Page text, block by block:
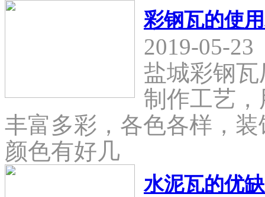
彩钢瓦的使
2019-05-23
盐城彩钢
制作工艺
丰富多彩，各色各样，
颜色有好几
水泥瓦的优